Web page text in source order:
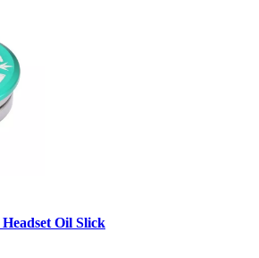
Oil Slick